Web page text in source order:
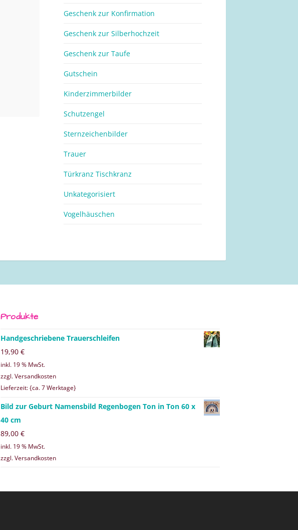
Geschenk zur Konfirmation
Geschenk zur Silberhochzeit
Geschenk zur Taufe
Gutschein
Kinderzimmerbilder
Schutzengel
Sternzeichenbilder
Trauer
Türkranz Tischkranz
Unkategorisiert
Vogelhäuschen
Produkte
Handgeschriebene Trauerschleifen
19,90 €
inkl. 19 % MwSt.
zzgl. Versandkosten
Lieferzeit: {ca. 7 Werktage}
Bild zur Geburt Namensbild Regenbogen Ton in Ton 60 x
40 cm
89,00 €
inkl. 19 % MwSt.
zzgl. Versandkosten